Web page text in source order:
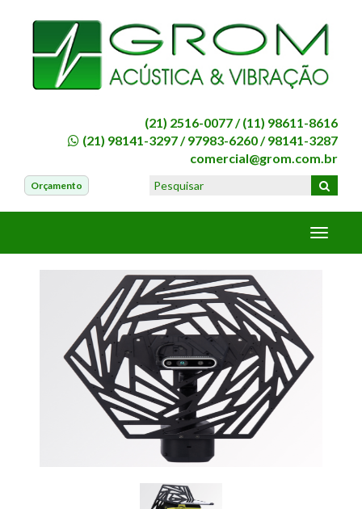
(21) 2516-0077 /(11) 98611-8616
(21) 98141-3297 /97983-6260 /98141-3287
comercial@grom.com.br
Orçamento